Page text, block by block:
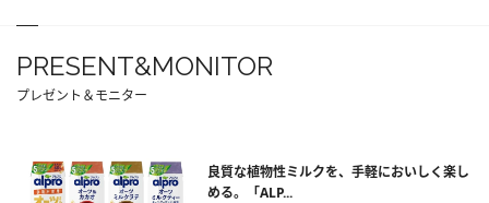
PRESENT&MONITOR
プレゼント＆モニター
良質な植物性ミルクを、手軽においしく楽し
める。「ALP...